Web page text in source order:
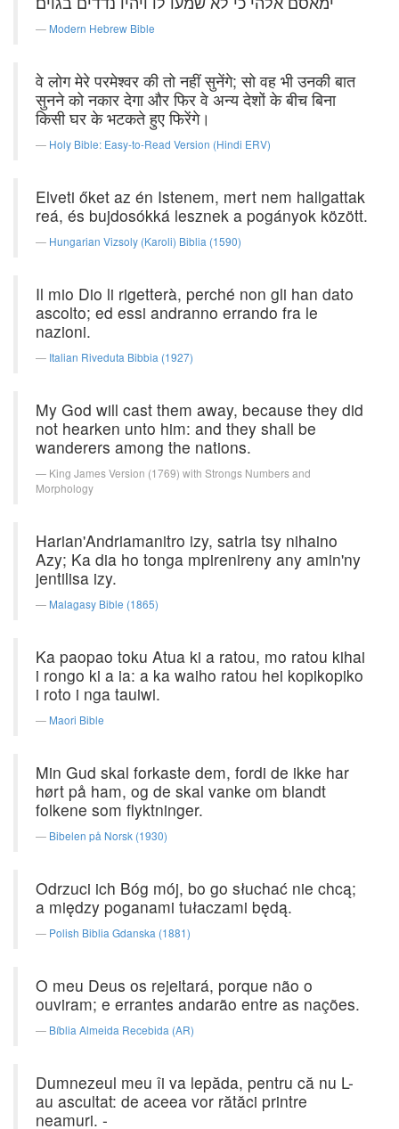
Modern Hebrew Bible
वे लोग मेरे परमेश्वर की तो नहीं सुनेंगे; सो वह भी उनकी बात
सुनने को नकार देगा और फिर वे अन्य देशों के बीच बिना
किसी घर के भटकते हुए फिरेंगे।
Holy Bible: Easy-to-Read Version (Hindi ERV)
Elveti őket az én Istenem, mert nem hallgattak
reá, és bujdosókká lesznek a pogányok között.
Hungarian Vizsoly (Karoli) Biblia (1590)
Il mio Dio li rigetterà, perché non gli han dato
ascolto; ed essi andranno errando fra le
nazioni.
Italian Riveduta Bibbia (1927)
My God will cast them away, because they did
not hearken unto him: and they shall be
wanderers among the nations.
King James Version (1769) with Strongs Numbers and
Morphology
Harian'Andriamanitro izy, satria tsy nihaino
Azy; Ka dia ho tonga mpirenireny any amin'ny
jentilisa izy.
Malagasy Bible (1865)
Ka paopao toku Atua ki a ratou, mo ratou kihai
i rongo ki a ia: a ka waiho ratou hei kopikopiko
i roto i nga tauiwi.
Maori Bible
Min Gud skal forkaste dem, fordi de ikke har
hørt på ham, og de skal vanke om blandt
folkene som flyktninger.
Bibelen på Norsk (1930)
Odrzuci ich Bóg mój, bo go słuchać nie chcą;
a między poganami tułaczami będą.
Polish Biblia Gdanska (1881)
O meu Deus os rejeitará, porque não o
ouviram; e errantes andarão entre as nações.
Bíblia Almeida Recebida (AR)
Dumnezeul meu îi va lepăda, pentru că nu L-
au ascultat: de aceea vor rătăci printre
neamuri. -